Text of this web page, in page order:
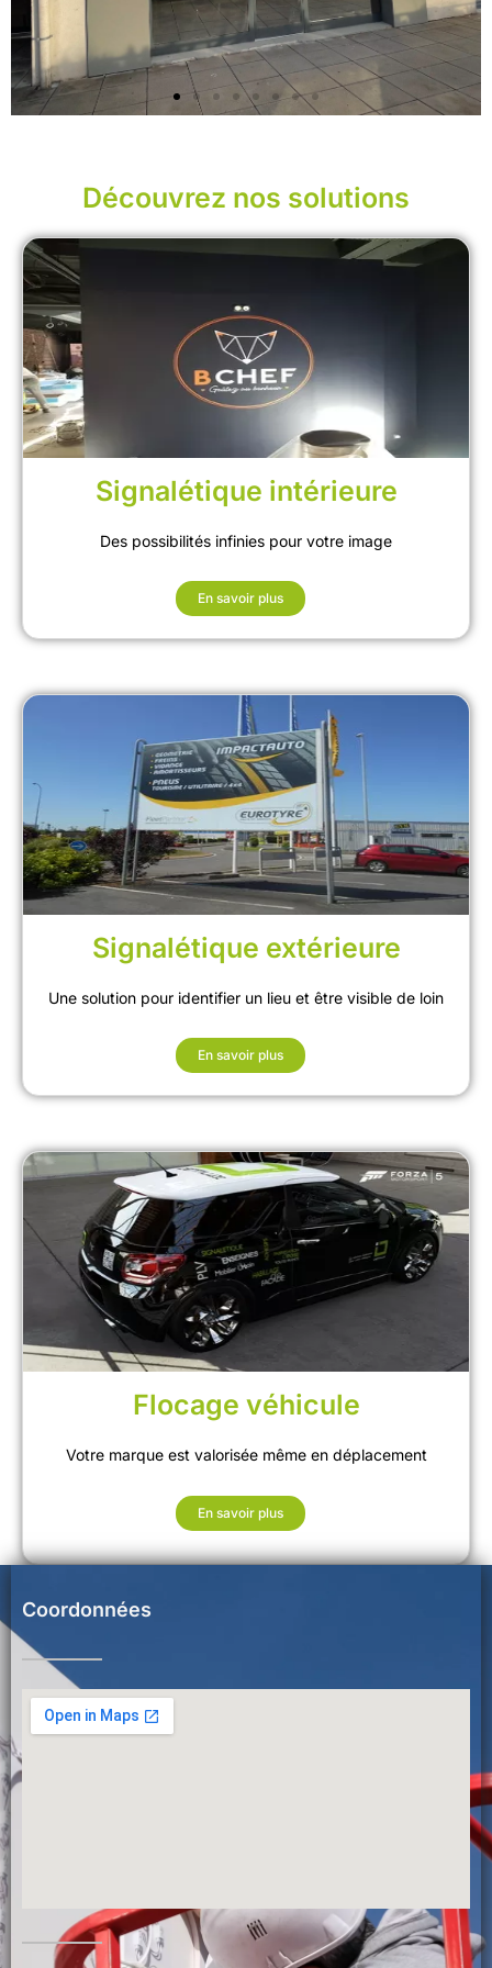
Découvrez nos solutions
Signalétique intérieure
Des possibilités infinies pour votre image
En savoir plus
Signalétique extérieure
Une solution pour identifier un lieu et être visible de loin
En savoir plus
Flocage véhicule
Votre marque est valorisée même en déplacement
En savoir plus
Coordonnées